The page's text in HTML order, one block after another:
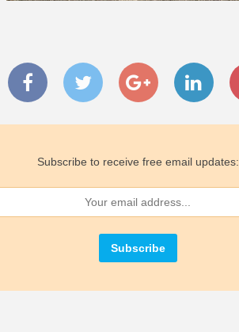
Subscribe to receive free email updates: